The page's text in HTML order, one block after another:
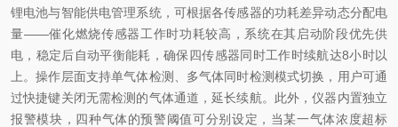
锂电池与智能供电管理系统，可根据各传感器的功耗差异动态分配电
量——催化燃烧传感器工作时功耗较高，系统在其启动阶段优先供
电，稳定后自动平衡能耗，确保四传感器同时工作时续航达8小时以
上。操作层面支持单气体检测、多气体同时检测模式切换，用户可通
过快捷键关闭无需检测的气体通道，延长续航。此外，仪器内置独立
报警模块，四种气体的预警阈值可分别设定，当某一气体浓度超标